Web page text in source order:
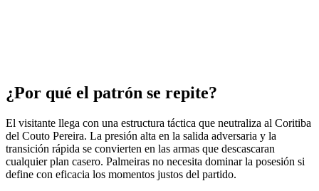
¿Por qué el patrón se repite?
El visitante llega con una estructura táctica que neutraliza al Coritiba
del Couto Pereira. La presión alta en la salida adversaria y la
transición rápida se convierten en las armas que descascaran
cualquier plan casero. Palmeiras no necesita dominar la posesión si
define con eficacia los momentos justos del partido.